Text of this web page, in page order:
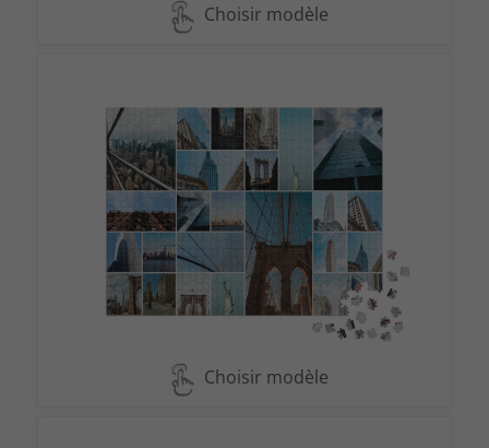
Choisir modèle
Choisir modèle